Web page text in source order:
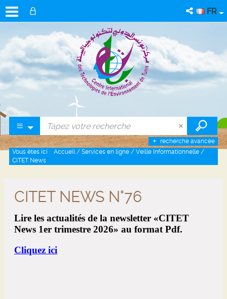
FR
recherche avancée
Vous êtes ici : Accueil / Services en ligne / Veille Informationnelle /
CITET News
CITET NEWS N°76